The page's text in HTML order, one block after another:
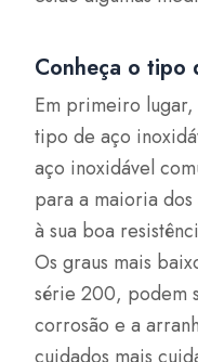
Conheça o tipo
Em primeiro
tipo de aço
aço inoxidável
para a maioria
à sua boa
Os graus mais
série 200, podem
corrosão e a
cuidados mais